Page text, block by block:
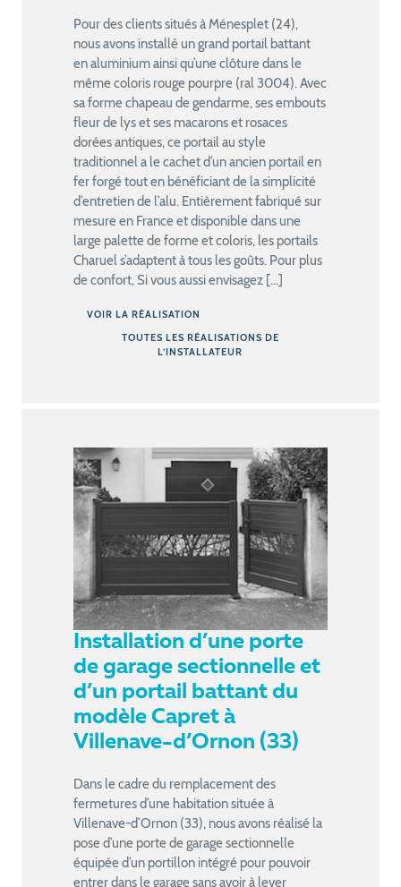
Pour des clients situés à Ménesplet (24),
nous avons installé un grand portail battant
en aluminium ainsi qu’une clôture dans le
même coloris rouge pourpre (ral 3004). Avec
sa forme chapeau de gendarme, ses embouts
fleur de lys et ses macarons et rosaces
dorées antiques, ce portail au style
traditionnel a le cachet d’un ancien portail en
fer forgé tout en bénéficiant de la simplicité
d’entretien de l’alu. Entièrement fabriqué sur
mesure en France et disponible dans une
large palette de forme et coloris, les portails
Charuel s’adaptent à tous les goûts. Pour plus
de confort, Si vous aussi envisagez […]
VOIR LA RÉALISATION
TOUTES LES RÉALISATIONS DE
L’INSTALLATEUR
Installation d’une porte
de garage sectionnelle et
d’un portail battant du
modèle Capret à
Villenave-d’Ornon (33)
Dans le cadre du remplacement des
fermetures d’une habitation située à
Villenave-d’Ornon (33), nous avons réalisé la
pose d’une porte de garage sectionnelle
équipée d’un portillon intégré pour pouvoir
entrer dans le garage sans avoir à lever